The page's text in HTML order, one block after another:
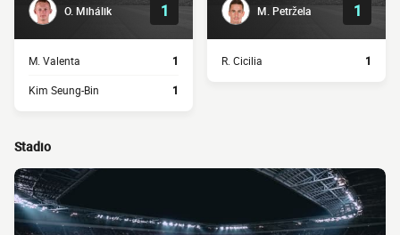
O. Mihálik 1
M. Valenta 1
Kim Seung-Bin 1
M. Petržela 1
R. Cicilia 1
Stadio